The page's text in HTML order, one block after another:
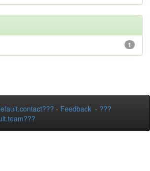
1
- Feedback - ???